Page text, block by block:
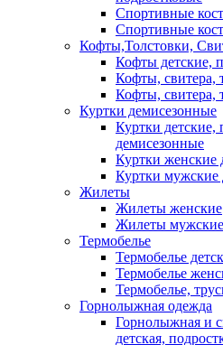
Спортивные
Спортивные
Кофты,Толстовки,
Кофты детские,
Кофты, свитера,
Кофты, свитера,
Куртки демисезонные
Куртки детские,
демисезонные
Куртки женские
Куртки мужские
Жилеты
Жилеты женские
Жилеты мужские
Термобелье
Термобелье
Термобелье
Термобелье,
Горнолыжная одежда
Горнолыжная и
детская,